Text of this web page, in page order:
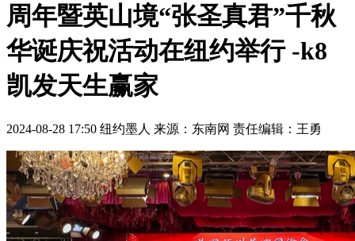
周年暨英山境“张圣真君”千秋
华诞庆祝活动在纽约举行 -k8
凯发天生赢家
2024-08-28 17:50 纽约墨人 来源：东南网 责任编辑：王勇